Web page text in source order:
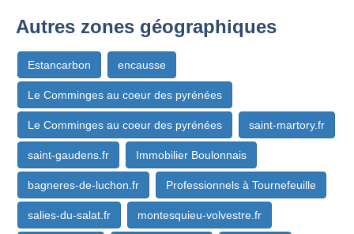
Autres zones géographiques
Estancarbon encausse
Le Comminges au coeur des pyrénées
Le Comminges au coeur des pyrénées saint-martory.fr
saint-gaudens.fr Immobilier Boulonnais
bagneres-de-luchon.fr Professionnels à Tournefeuille
salies-du-salat.fr montesquieu-volvestre.fr